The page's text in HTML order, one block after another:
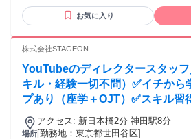
い」といった意欲を重視しています。 ★コミュニケーション
を大切にしており、「こうしたらも
ルがある方 └Word、Excel、
Photoshopもご自身でご用意いただきます ＼こんな方
ったり／ ・YouTubeの運用スキルを
新しいことを吸収して成長していきた
手で切り拓きたい ・動画コンテンツ
たい ・“好き”を仕事に、とことん追求したい ▼下記
活かせます ・動画作成の経験 ・
お気に入り
株式会社STAGEON
YouTubeのディレクタースタッ
キル・経験一切不問）✅イチから
プあり（座学＋OJT）✅スキル習
トOK（必要に応じてオフィス稼
はプロデューサーを目指せる（顧
場所
アクセス: 新日本橋2分 神田駅8分
[勤務地：東京都世田谷区]